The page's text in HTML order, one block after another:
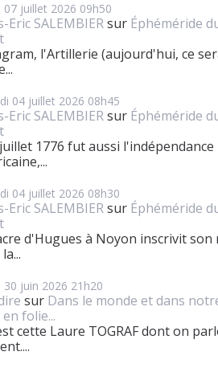
07 juillet 2026 09h50
Eric SALEMBIERsur Éphéméride
l'Artillerie (aujourd'hui, ce
04 juillet 2026 08h45
Eric SALEMBIERsur Éphéméride
1776 fut aussi l'indépendance
04 juillet 2026 08h30
Eric SALEMBIERsur Éphéméride
d'Hugues à Noyon inscrivit son
30 juin 2026 21h20
sur Dans le monde et dans
folie...
cette Laure TOGRAF dont on